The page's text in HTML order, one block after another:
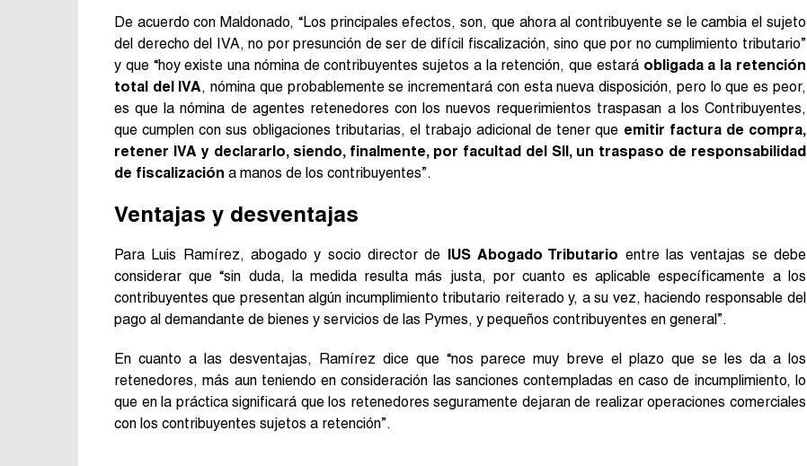
De acuerdo con Maldonado, “Los principales efectos, son, que ahora al contribuyente se le cambia el sujeto
del derecho del IVA, no por presunción de ser de difícil fiscalización, sino que por no cumplimiento tributario”
y que “hoy existe una nómina de contribuyentes sujetos a la retención, que estará obligada a la retención
total del IVA, nómina que probablemente se incrementará con esta nueva disposición, pero lo que es peor,
es que la nómina de agentes retenedores con los nuevos requerimientos traspasan a los Contribuyentes,
que cumplen con sus obligaciones tributarias, el trabajo adicional de tener que emitir factura de compra,
retener IVA y declararlo, siendo, finalmente, por facultad del SII, un traspaso de responsabilidad
de fiscalización a manos de los contribuyentes”.
Ventajas y desventajas
Para Luis Ramírez, abogado y socio director de IUS Abogado Tributario entre las ventajas se debe
considerar que “sin duda, la medida resulta más justa, por cuanto es aplicable específicamente a los
contribuyentes que presentan algún incumplimiento tributario reiterado y, a su vez, haciendo responsable del
pago al demandante de bienes y servicios de las Pymes, y pequeños contribuyentes en general”.
En cuanto a las desventajas, Ramírez dice que “nos parece muy breve el plazo que se les da a los
retenedores, más aun teniendo en consideración las sanciones contempladas en caso de incumplimiento, lo
que en la práctica significará que los retenedores seguramente dejaran de realizar operaciones comerciales
con los contribuyentes sujetos a retención”.